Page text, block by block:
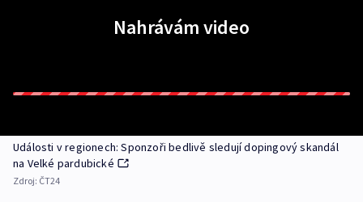
Nahrávám video
Události v regionech: Sponzoři bedlivě sledují dopingový skandál
na Velké pardubické
Zdroj: ČT24